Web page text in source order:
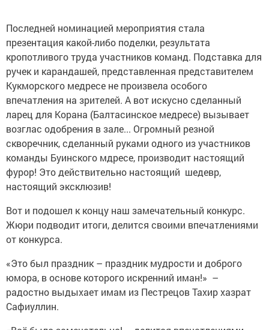
Последней номинацией мероприятия стала
презентация какой-либо поделки, результата
кропотливого труда участников команд. Подставка для
ручек и карандашей, представленная представителем
Кукморского медресе не произвела особого
впечатления на зрителей. А вот искусно сделанный
ларец для Корана (Балтасинское медресе) вызывает
возглас одобрения в зале... Огромный резной
скворечник, сделанный руками одного из участников
команды Буинского мдресе, производит настоящий
фурор! Это действительно настоящий шедевр,
настоящий эксклюзив!
Вот и подошел к концу наш замечательный конкурс.
Жюри подводит итоги, делится своими впечатлениями
от конкурса.
«Это был праздник – праздник мудрости и доброго
юмора, в основе которого искренний иман!» –
радостно выдыхает имам из Пестрецов Тахир хазрат
Сафиуллин.